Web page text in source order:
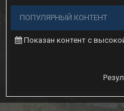
ПОПУЛЯРНЫЙ КОНТЕНТ
Показан контент с